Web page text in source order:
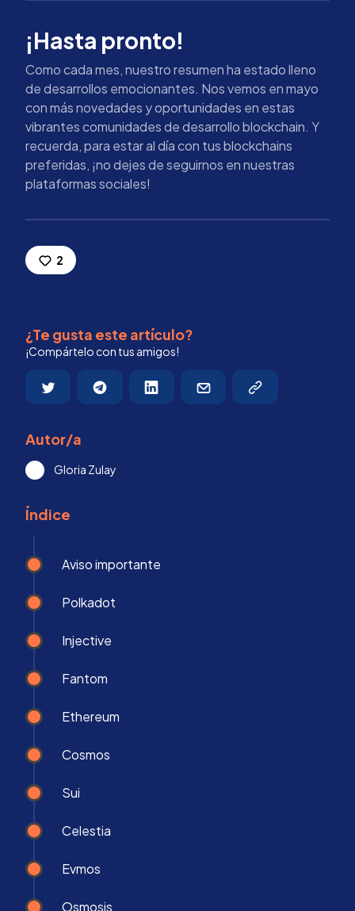
¡Hasta pronto!
Como cada mes, nuestro resumen ha estado lleno
de desarrollos emocionantes. Nos vemos en mayo
con más novedades y oportunidades en estas
vibrantes comunidades de desarrollo blockchain. Y
recuerda, para estar al día con tus blockchains
preferidas, ¡no dejes de seguirnos en nuestras
plataformas sociales!
2
¿Te gusta este artículo?
¡Compártelo con tus amigos!
Autor/a
Gloria Zulay
Índice
Aviso importante
Polkadot
Injective
Fantom
Ethereum
Cosmos
Sui
Celestia
Evmos
Osmosis